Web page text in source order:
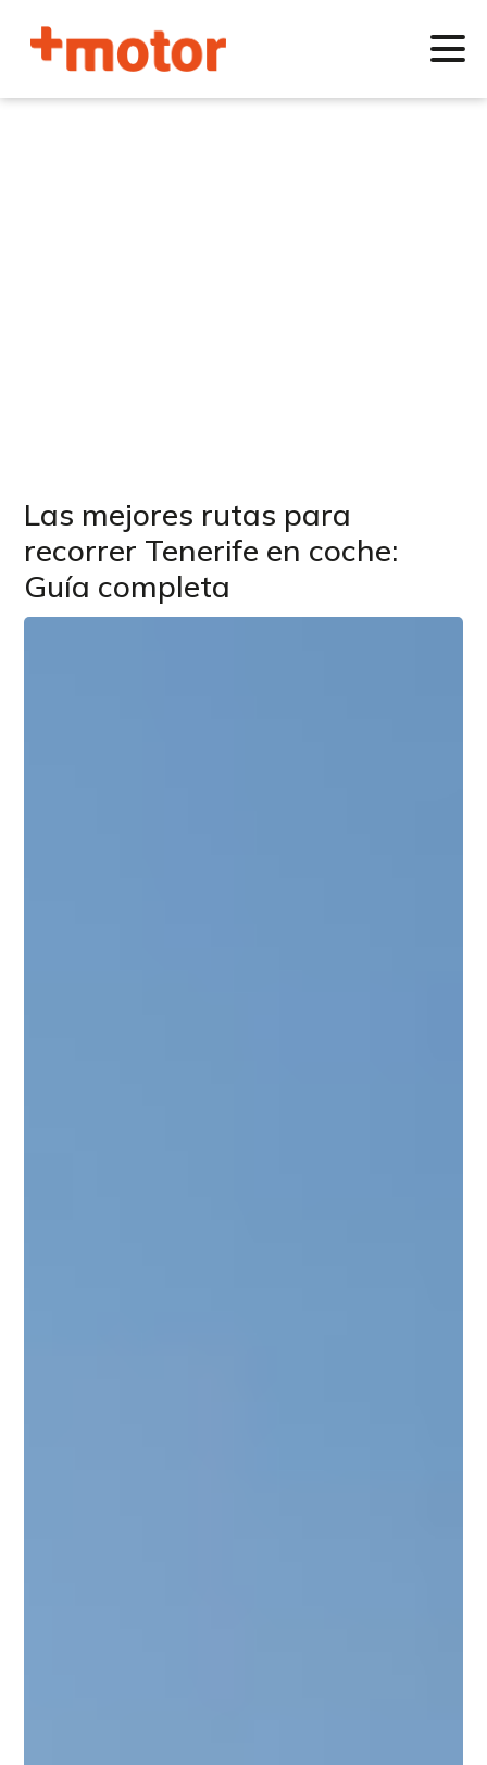
Las mejores rutas para
recorrer Tenerife en coche:
Guía completa